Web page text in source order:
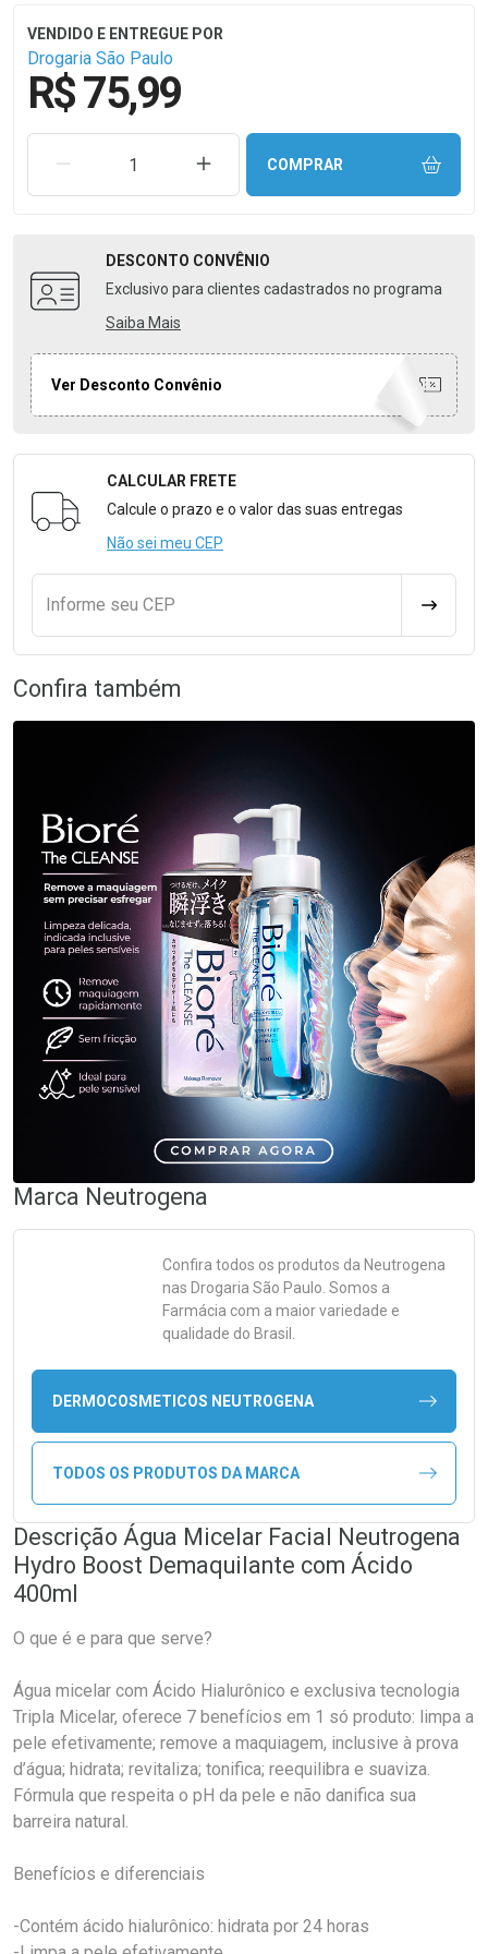
Drogaria São Paulo
R$ 75,99
REMOVER UMA UNIDADEAUMENTAR UMA UNIDADE
COMPRAR
DESCONTO CONVÊNIO
Exclusivo para clientes cadastrados no programa
Saiba Mais
Ver Desconto Convênio
Formulário para Calcular o Frete
CALCULAR FRETE
Calcule o prazo e o valor das suas entregas
Não sei meu CEP
Informe seu CEP
Confira também
Marca Neutrogena
Confira todos os produtos da Neutrogena
nas Drogaria São Paulo. Somos a
Farmácia com a maior variedade e
qualidade do Brasil.
DERMOCOSMETICOS NEUTROGENA
TODOS OS PRODUTOS DA MARCA
Descrição Água Micelar Facial Neutrogena
Hydro Boost Demaquilante com Ácido
400ml
O que é e para que serve?
Água micelar com Ácido Hialurônico e exclusiva tecnologia
Tripla Micelar, oferece 7 benefícios em 1 só produto: limpa a
pele efetivamente; remove a maquiagem, inclusive à prova
d’água; hidrata; revitaliza; tonifica; reequilibra e suaviza.
Fórmula que respeita o pH da pele e não danifica sua
barreira natural.
Benefícios e diferenciais
-Contém ácido hialurônico: hidrata por 24 horas